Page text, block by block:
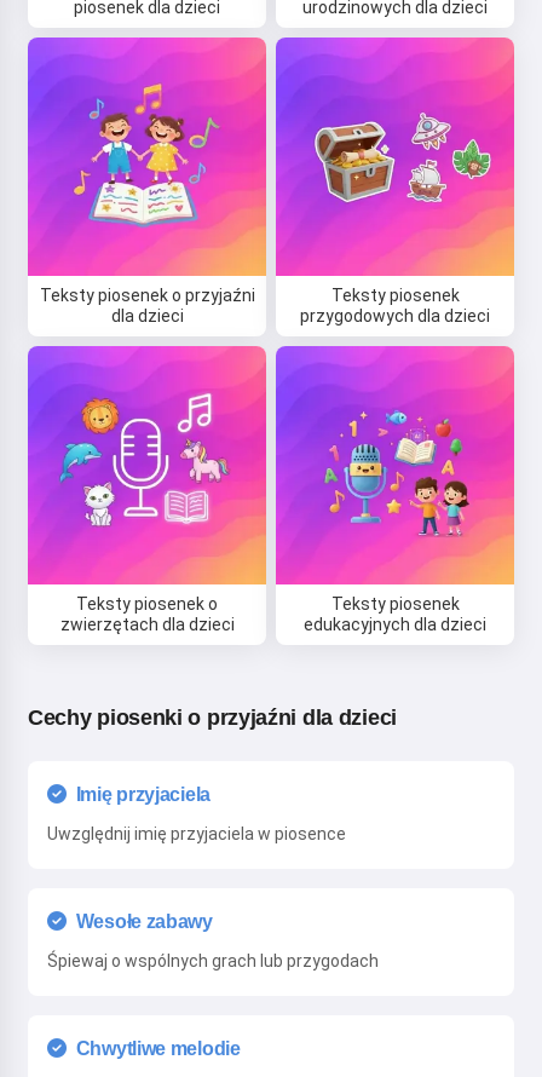
piosenek dla dzieci urodzinowych dla dzieci
Teksty piosenek o przyjaźni
dla dzieci
Teksty piosenek
przygodowych dla dzieci
Teksty piosenek o
zwierzętach dla dzieci
Teksty piosenek
edukacyjnych dla dzieci
Cechy piosenki o przyjaźni dla dzieci
Imię przyjaciela
Uwzględnij imię przyjaciela w piosence
Wesołe zabawy
Śpiewaj o wspólnych grach lub przygodach
Chwytliwe melodie
Cześć! Jestem Storiko 👋
Opowiadam magiczne сказки na
dobranoc dla Twoich dzieci 🌟
Przeczytaj сказkę
Rozpoczynając korzystanie z serwisu, akceptujesz:
Regulamin,Polityka prywatności Polityka zwrotów